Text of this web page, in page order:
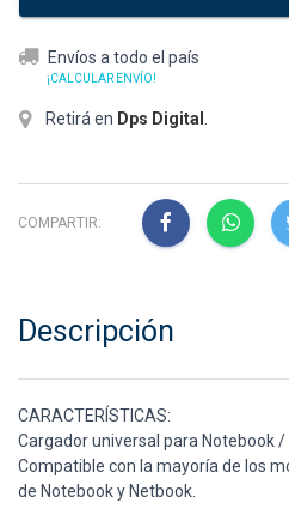
Envíos a todo el país
¡CALCULAR ENVÍO!
Retirá en Dps Digital
COMPARTIR:
Descripción
CARACTERÍSTICAS:
Cargador universal para Notebook
Compatible con la mayoría de los
de Notebook y Netbook.